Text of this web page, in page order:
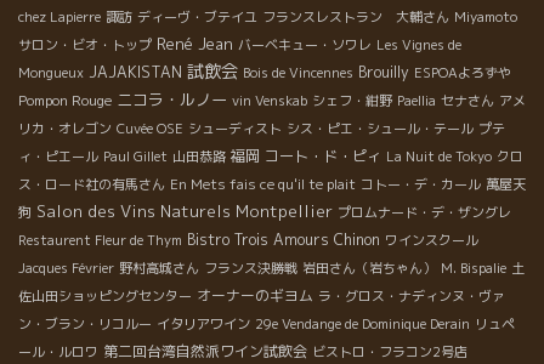
chez Lapierre 諏訪 ディーヴ・ブテイユ フランスレストラン 大輔さん Miyamoto
サロン・ビオ・トップ René Jean バーベキュー・ソワレ Les Vignes de
Mongueux JAJAKISTAN 試飲会 Bois de Vincennes Brouilly ESPOAよろずや
Pompon Rouge ニコラ・ルノー vin Venskab シェフ・紺野 Paellia セナさん アメ
リカ・オレゴン Cuvée OSE シューディスト シス・ピエ・シュール・テール プテ
ィ・ピエール Paul Gillet 山田恭路 福岡 コート・ド・ピィ La Nuit de Tokyo クロ
ス・ロード社の有馬さん En Mets fais ce qu'il te plait コトー・デ・カール 萬屋天
狗 Salon des Vins Naturels Montpellier プロムナード・デ・ザングレ
Restaurent Fleur de Thym Bistro Trois Amours Chinon ワインスクール
Jacques Février 野村高城さん フランス決勝戦 岩田さん（岩ちゃん） M. Bispalie 土
佐山田ショッピングセンター オーナーのギヨム ラ・グロス・ナディンヌ・ヴァ
ン・ブラン・リコルー イタリアワイン 29e Vendange de Dominique Derain リュペ
ール・ルロワ 第二回台湾自然派ワイン試飲会 ビストロ・フラコン2号店